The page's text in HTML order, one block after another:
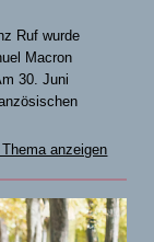
Ruf wurde
Macron
30. Juni
anzeigen